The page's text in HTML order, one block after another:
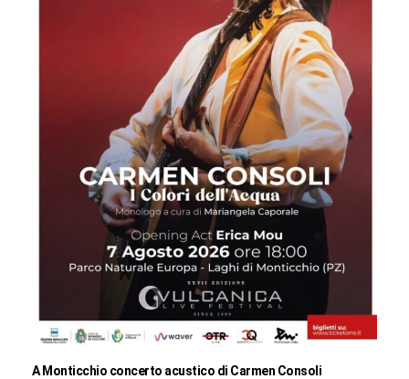
A Monticchio concerto acustico di Carmen Consoli